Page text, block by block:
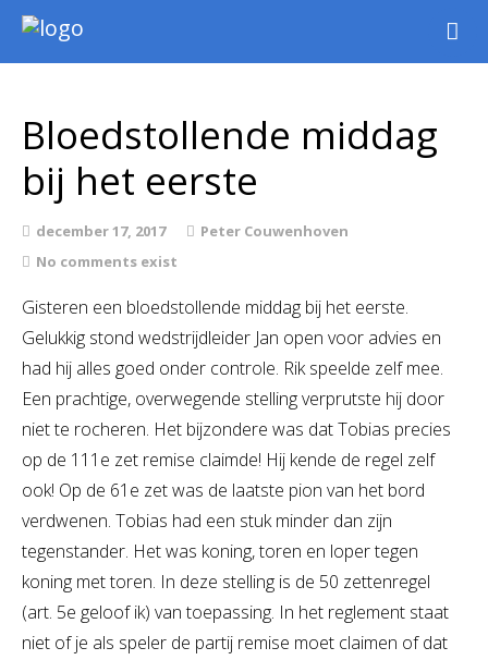
Nieuws
Extern
Jeugd
Agenda
Archief
Bloedstollende middag
bij het eerste
december 17, 2017
Peter Couwenhoven
No comments exist
Gisteren een bloedstollende middag bij het eerste.
Gelukkig stond wedstrijdleider Jan open voor advies en
had hij alles goed onder controle. Rik speelde zelf mee.
Een prachtige, overwegende stelling verprutste hij door
niet te rocheren. Het bijzondere was dat Tobias precies
op de 111e zet remise claimde! Hij kende de regel zelf
ook! Op de 61e zet was de laatste pion van het bord
verdwenen. Tobias had een stuk minder dan zijn
tegenstander. Het was koning, toren en loper tegen
koning met toren. In deze stelling is de 50 zettenregel
(art. 5e geloof ik) van toepassing. In het reglement staat
niet of je als speler de partij remise moet claimen of dat